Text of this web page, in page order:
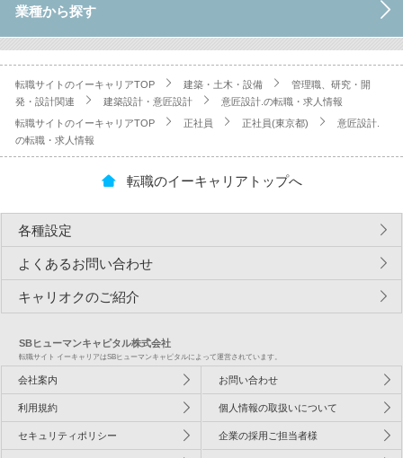
業種から探す
転職サイトのイーキャリアTOP 建築・土木・設備
管理職、研究・開
発・設計関連
建築設計・意匠設計 意匠設計.の転職・求人情報
転職サイトのイーキャリアTOP 正社員 正社員(東京都)
意匠設計.
の転職・求人情報
転職のイーキャリアトップへ
各種設定
よくあるお問い合わせ
キャリオクのご紹介
SBヒューマンキャピタル株式会社
転職サイト イーキャリアはSBヒューマンキャピタルによって運営されています。
会社案内 お問い合わせ
利用規約 個人情報の取扱いについて
セキュリティポリシー 企業の採用ご担当者様